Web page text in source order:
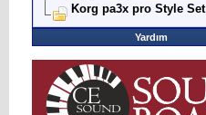
Korg pa3x pro Style Set
Yardım